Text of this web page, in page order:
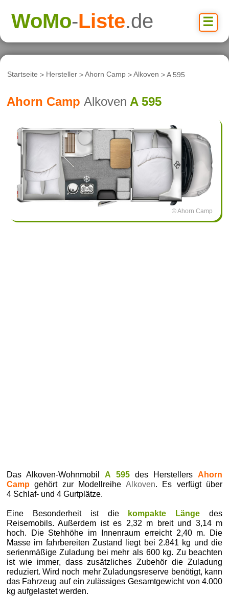
☰
WoMo-Liste.de
Startseite > Hersteller >Ahorn Camp >Alkoven > A 595
Ahorn Camp Alkoven A 595
© Ahorn Camp
Das Alkoven-WohnmobilA 595des HerstellersAhorn
Campgehört zur Modellreihe Alkoven. Es verfügt über
4 Schlaf- und 4 Gurtplätze.
Eine Besonderheit ist die kompakte Länge des
Reisemobils. Außerdem ist es 2,32 m breit und 3,14 m
hoch. Die Stehhöhe im Innenraum erreicht 2,40 m. Die
Masse im fahrbereiten Zustand liegt bei 2.841 kg und die
serienmäßige Zuladung bei mehr als 600 kg. Zu beachten
ist wie immer, dass zusätzliches Zubehör die Zuladung
reduziert. Wird noch mehr Zuladungsreserve benötigt, kann
das Fahrzeug auf ein zulässiges Gesamtgewicht von 4.000
kg aufgelastet werden.